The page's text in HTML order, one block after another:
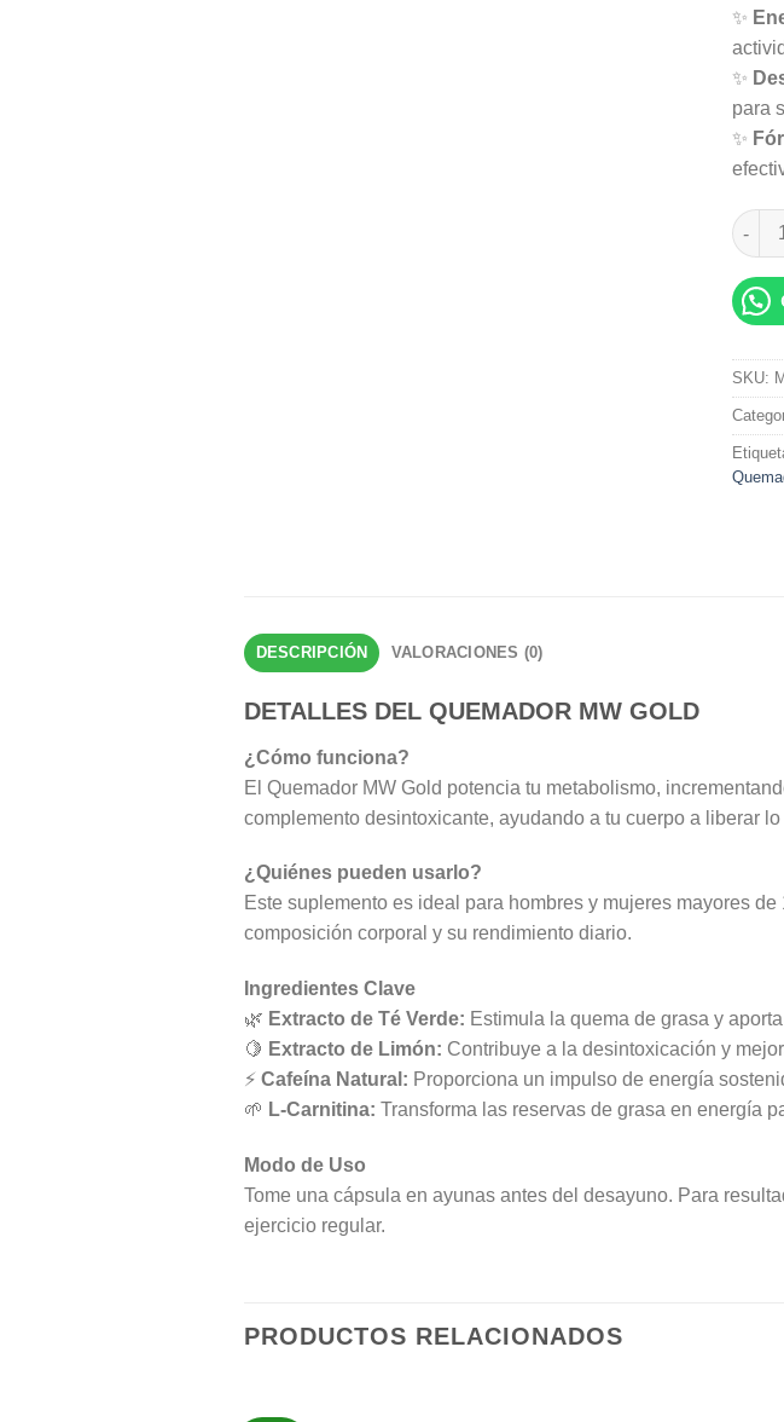
✨
✨
para
✨
SKU:
DESCRIPCIÓN VALORACIONES (0)
DETALLES DEL QUEMADOR MW GOLD
¿Cómo funciona?
El Quemador MW Gold potencia tu metabolismo,
complemento desintoxicante, ayudando a tu cuerpo a liberar
¿Quiénes pueden usarlo?
Este suplemento es ideal para hombres y mujeres mayores
composición corporal y su rendimiento diario.
Ingredientes Clave
🌿 Extracto de Té Verde: Estimula la quema de grasa y
🍋 Extracto de Limón: Contribuye a la desintoxicación y
⚡ Cafeína Natural: Proporciona un impulso de energía
🌱 L-Carnitina: Transforma las reservas de grasa en energía
Modo de Uso
Tome una cápsula en ayunas antes del desayuno. Para
ejercicio regular.
PRODUCTOS RELACIONADOS